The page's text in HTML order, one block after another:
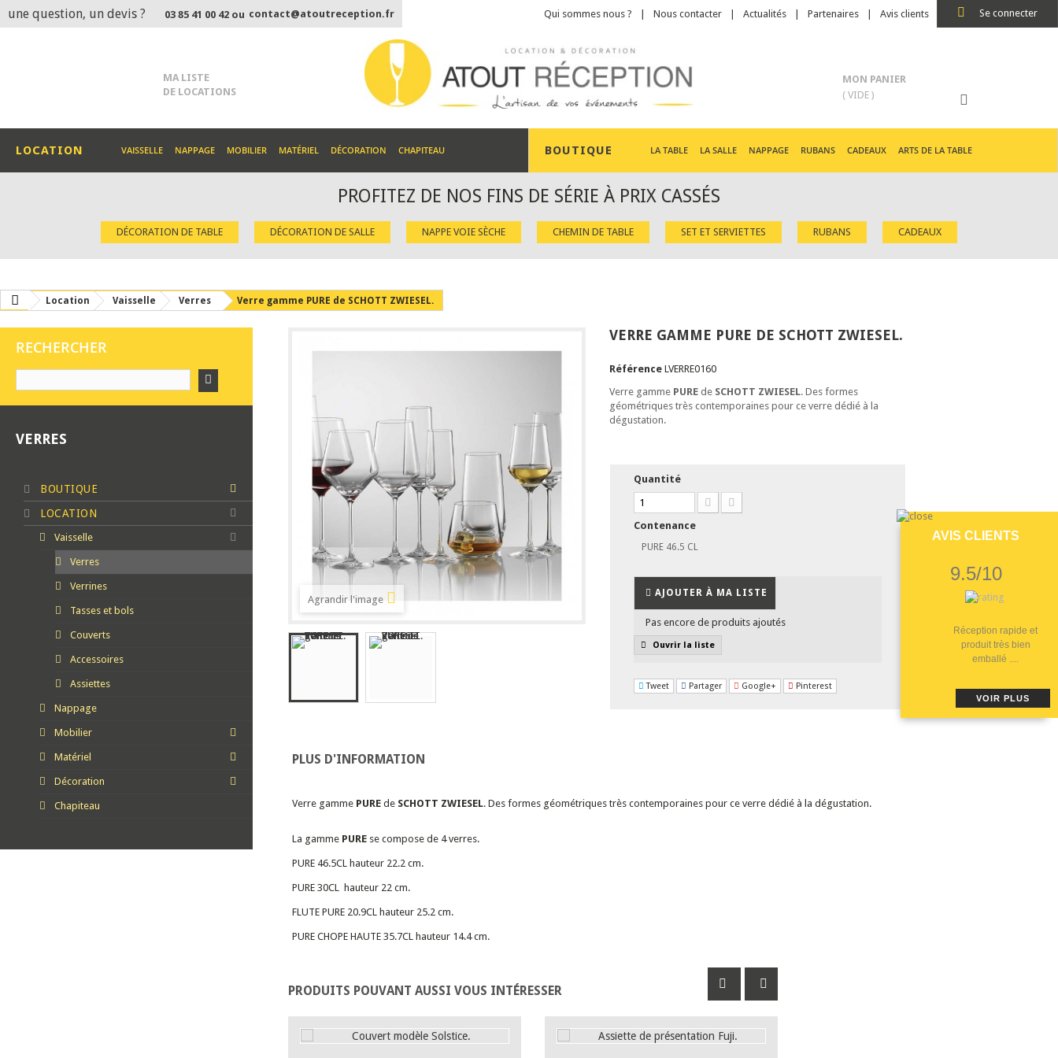
Se connecter
Qui sommes nous ? Nous contacter Actualités Partenaires Avis clients
une question, un devis ? 03 85 41 00 42 ou contact@atoutreception.fr
MA LISTE
DE LOCATIONS
MON PANIER
( VIDE )
LOCATION VAISSELLE NAPPAGE MOBILIER MATÉRIEL DÉCORATION CHAPITEAU BOUTIQUE LA TABLE LA SALLE NAPPAGE RUBANS CADEAUX ARTS DE LA TABLE
PROFITEZ DE NOS FINS DE SÉRIE À PRIX CASSÉS
DÉCORATION DE TABLE DÉCORATION DE SALLE NAPPE VOIE SÈCHE CHEMIN DE TABLE SET ET SERVIETTES RUBANS CADEAUX
Location Vaisselle Verres Verre gamme PURE de SCHOTT ZWIESEL.
RECHERCHER
VERRES
BOUTIQUE
LOCATION
Vaisselle
Verres
Verrines
Tasses et bols
Couverts
Accessoires
Assiettes
Nappage
Mobilier
Matériel
Décoration
Chapiteau
Agrandir l'image
VERRE GAMME PURE DE SCHOTT ZWIESEL.
Référence LVERRE0160
Verre gamme PUREde SCHOTT ZWIESEL. Des formes
géométriques très contemporaines pour ce verre dédié à la
dégustation.
Quantité
Contenance
PURE 46.5 CL
AJOUTER À MA LISTE
Pas encore de produits ajoutés
Ouvrir la liste
Tweet Partager Google+ Pinterest
PLUS D'INFORMATION
Verre gamme PURE de SCHOTT ZWIESEL. Des formes géométriques très contemporaines pour ce verre dédié à la dégustation.
La gamme PURE se compose de 4 verres.
PURE 46.5CL hauteur 22.2 cm.
PURE 30CL hauteur 22 cm.
FLUTE PURE 20.9CL hauteur 25.2 cm.
PURE CHOPE HAUTE 35.7CL hauteur 14.4 cm.
PRODUITS POUVANT AUSSI VOUS INTÉRESSER
AVIS CLIENTS
9.5/10
Réception rapide et
produit très bien
emballé ....
VOIR PLUS